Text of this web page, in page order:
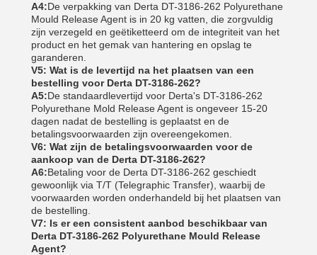
A4:De verpakking van Derta DT-3186-262 Polyurethane
Mould Release Agent is in 20 kg vatten, die zorgvuldig
zijn verzegeld en geëtiketteerd om de integriteit van het
product en het gemak van hantering en opslag te
garanderen.
V5: Wat is de levertijd na het plaatsen van een
bestelling voor Derta DT-3186-262?
A5:De standaardlevertijd voor Derta's DT-3186-262
Polyurethane Mold Release Agent is ongeveer 15-20
dagen nadat de bestelling is geplaatst en de
betalingsvoorwaarden zijn overeengekomen.
V6: Wat zijn de betalingsvoorwaarden voor de
aankoop van de Derta DT-3186-262?
A6:Betaling voor de Derta DT-3186-262 geschiedt
gewoonlijk via T/T (Telegraphic Transfer), waarbij de
voorwaarden worden onderhandeld bij het plaatsen van
de bestelling.
V7: Is er een consistent aanbod beschikbaar van
Derta DT-3186-262 Polyurethane Mould Release
Agent?